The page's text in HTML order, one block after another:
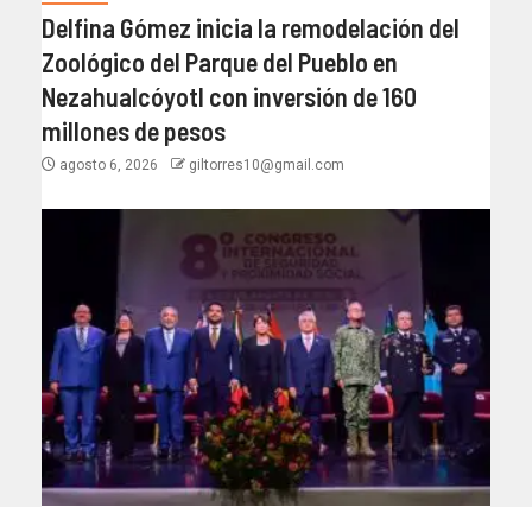
Delfina Gómez inicia la remodelación del
Zoológico del Parque del Pueblo en
Nezahualcóyotl con inversión de 160
millones de pesos
agosto 6, 2026 giltorres10@gmail.com